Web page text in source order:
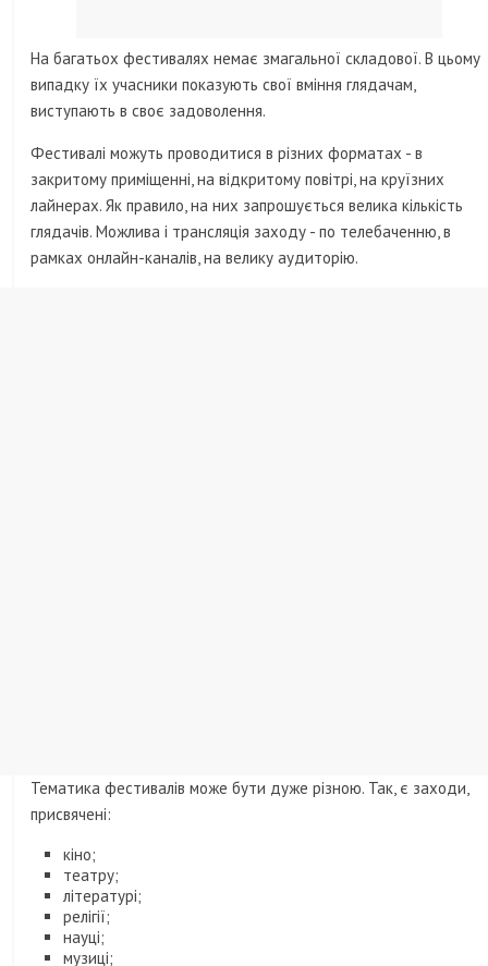
На багатьох фестивалях немає змагальної складової. В цьому
випадку їх учасники показують свої вміння глядачам,
виступають в своє задоволення.
Фестивалі можуть проводитися в різних форматах - в
закритому приміщенні, на відкритому повітрі, на круїзних
лайнерах. Як правило, на них запрошується велика кількість
глядачів. Можлива і трансляція заходу - по телебаченню, в
рамках онлайн-каналів, на велику аудиторію.
Тематика фестивалів може бути дуже різною. Так, є заходи,
присвячені:
кіно;
театру;
літературі;
релігії;
науці;
музиці;